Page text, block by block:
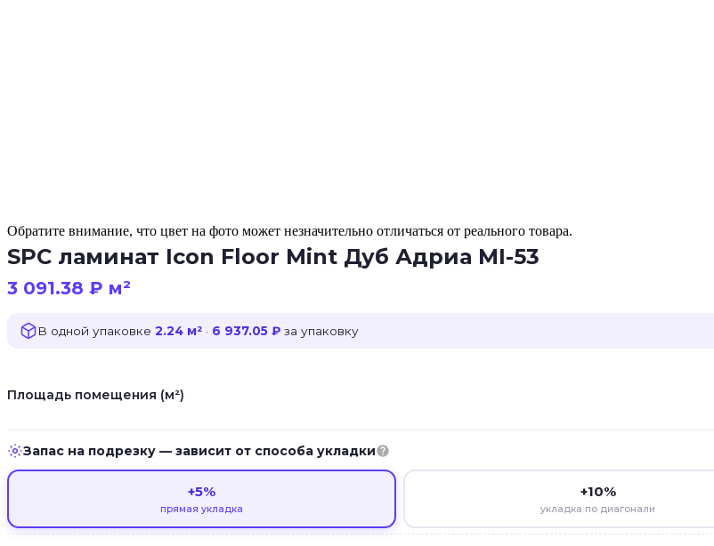
Обратите внимание, что цвет на фото может незначительно отличаться от реального товара.
SPC ламинат Icon Floor Mint Дуб Адриа MI-53
3 091.38 ₽ м²
В одной упаковке 2.24 м² · 6 937.05 ₽ за упаковку
Площадь помещения (м²)
Запас на подрезку — зависит от способа укладки
+5%
прямая укладка
+10%
укладка по диагонали